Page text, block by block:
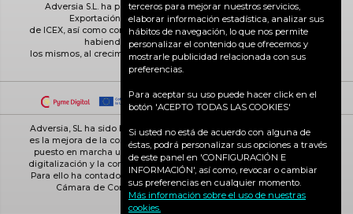
Adversia S.L. ha participado en el Programa de Iniciación a la
Exportación ICEX-Next, y ha contado con el apoyo
de ICEX, así como con la cofinanciación de Fondos europeos FEDER,
habiendo contribuido según la medida de
los mismos, al crecimiento económico de esta empresa, su región y
de España en su conjunto
Adversia, SL ha sido beneficiaria de Fondos Europeos, cuyo objetivo
es la mejora de la competitividad de las PYMES, y gracias al cual ha
puesto en marcha un Plan de Acción con el objetivo de reforzar la
digitalización y la competitividad de las pymes durante el año 2025.
Para ello ha contado con el apoyo del Programa Pyme Digital de la
Cámara de Comercio de Ciudad Real. #EuropaSeSiente
terceros para mejorar nuestros servicios,
elaborar información estadística, analizar sus
hábitos de navegación, lo que nos permite
personalizar el contenido que ofrecemos y
mostrarle publicidad relacionada con sus
preferencias.
Para aceptar su uso puede hacer click en el
botón 'ACEPTO TODAS LAS COOKIES'
Si usted no está de acuerdo con alguna de
éstas, podrá personalizar sus opciones a través
de este panel en 'CONFIGURACIÓN E
INFORMACIÓN', así como, revocar o cambiar
sus preferencias en cualquier momento.
Más información sobre el uso de nuestras
cookies.